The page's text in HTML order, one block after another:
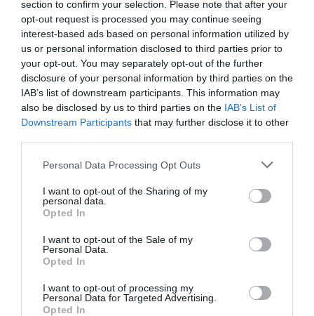
section to confirm your selection. Please note that after your
opt-out request is processed you may continue seeing
interest-based ads based on personal information utilized by
us or personal information disclosed to third parties prior to
your opt-out. You may separately opt-out of the further
disclosure of your personal information by third parties on the
IAB’s list of downstream participants. This information may
also be disclosed by us to third parties on the IAB’s List of
Downstream Participants that may further disclose it to other
Please note that this website/app uses one or more Google
not limited to your visit or usage behaviour. You may click to
grant or deny consent to Google and its third-party tags to
use your data for below specified purposes in below Google
consent section.
Personal Data Processing Opt Outs
I want to opt-out of the Sharing of my
personal data.
Opted In
I want to opt-out of the Sale of my
Personal Data.
Opted In
I want to opt-out of processing my
Personal Data for Targeted Advertising.
Opted In
VISSZA A FŐOLDALRA
Legfrissebb híreink
SZÉLERŐMŰVI PÁLYÁZATOKAT, M...
KÜZDELE...
2026. augusztus 06 Környék ügye